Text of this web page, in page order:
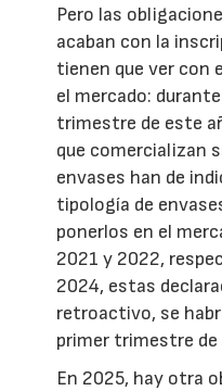
Pero las
acaban con la
tienen que ver con
el mercado:
trimestre de este
que comercializan
envases han de
tipología de
ponerlos en el
2021 y 2022,
2024, estas
retroactivo, se
primer trimestre de
En 2025, hay otra